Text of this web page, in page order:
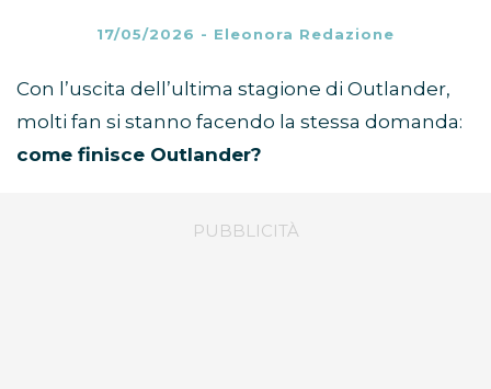
17/05/2026 - Eleonora Redazione
Con l’uscita dell’ultima stagione di Outlander,
molti fan si stanno facendo la stessa domanda:
come finisce Outlander?